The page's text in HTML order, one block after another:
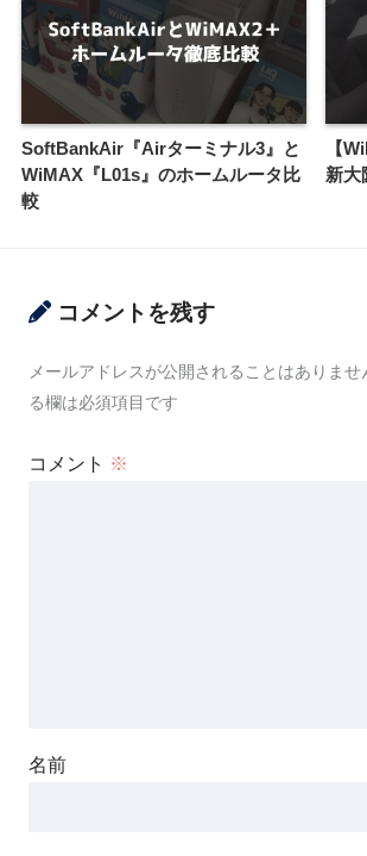
SoftBankAir『Airターミナル3』と
WiMAX『L01s』のホームルータ比
較
【
新大
コメントを残す
メールアドレスが公開されることはありませ
る欄は必須項目です
コメント ※
名前